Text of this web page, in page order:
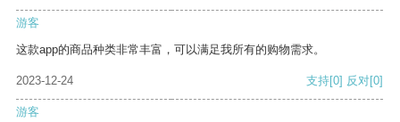
游客
这款app的商品种类非常丰富，可以满足我所有的购物需求。
2023-12-24 支持[0] 反对[0]
游客